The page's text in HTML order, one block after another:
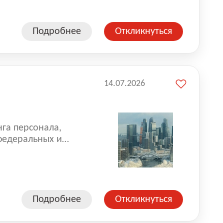
Подробнее Откликнуться
персонала,
и
из
Подробнее
14.07.2026
Откликнуться